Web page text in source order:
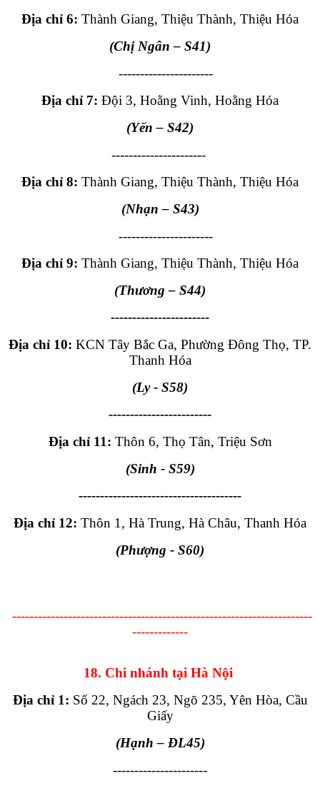
Địa chỉ 6: Thành Giang, Thiệu Thành, Thiệu Hóa
(Chị Ngân – S41)
----------------------
Địa chỉ 7: Đội 3, Hoằng Vinh, Hoằng Hóa
(Yến – S42)
----------------------
Địa chỉ 8: Thành Giang, Thiệu Thành, Thiệu Hóa
(Nhạn – S43)
----------------------
Địa chỉ 9: Thành Giang, Thiệu Thành, Thiệu Hóa
(Thương – S44)
-----------------------
Địa chỉ 10: KCN Tây Bắc Ga, Phường Đông Thọ, TP.
Thanh Hóa
(Ly - S58)
------------------------
Địa chỉ 11: Thôn 6, Thọ Tân, Triệu Sơn
(Sinh - S59)
--------------------------------------
Địa chỉ 12: Thôn 1, Hà Trung, Hà Châu, Thanh Hóa
(Phượng - S60)
----------------------------------------------------------------------
-------------
18. Chi nhánh tại Hà Nội
Địa chỉ 1: Số 22, Ngách 23, Ngõ 235, Yên Hòa, Cầu
Giấy
(Hạnh – ĐL45)
----------------------